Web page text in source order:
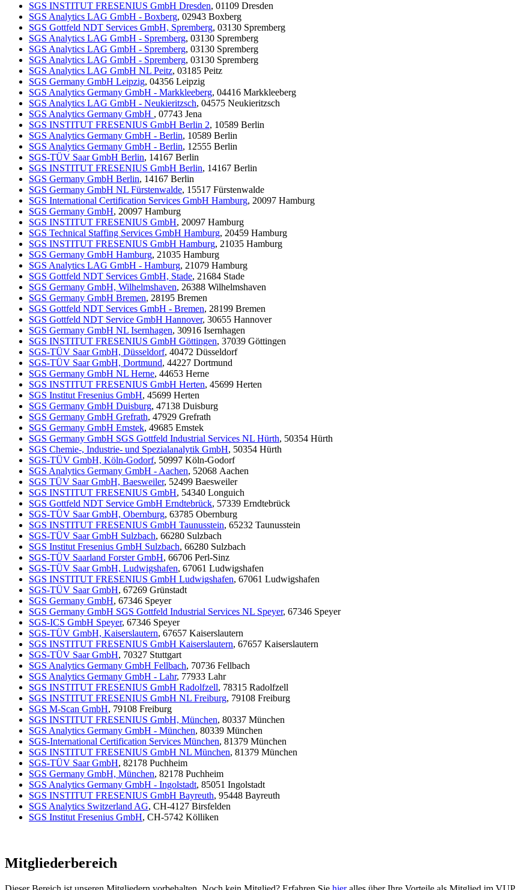
SGS INSTITUT FRESENIUS GmbH Dresden, 01109 Dresden
SGS Analytics LAG GmbH - Boxberg, 02943 Boxberg
SGS Gottfeld NDT Services GmbH, Spremberg, 03130 Spremberg
SGS Analytics LAG GmbH - Spremberg, 03130 Spremberg
SGS Analytics LAG GmbH - Spremberg, 03130 Spremberg
SGS Analytics LAG GmbH - Spremberg, 03130 Spremberg
SGS Analytics LAG GmbH NL Peitz, 03185 Peitz
SGS Germany GmbH Leipzig, 04356 Leipzig
SGS Analytics Germany GmbH - Markkleeberg, 04416 Markkleeberg
SGS Analytics LAG GmbH - Neukieritzsch, 04575 Neukieritzsch
SGS Analytics Germany GmbH , 07743 Jena
SGS INSTITUT FRESENIUS GmbH Berlin 2, 10589 Berlin
SGS Analytics Germany GmbH - Berlin, 10589 Berlin
SGS Analytics Germany GmbH - Berlin, 12555 Berlin
SGS-TÜV Saar GmbH Berlin, 14167 Berlin
SGS INSTITUT FRESENIUS GmbH Berlin, 14167 Berlin
SGS Germany GmbH Berlin, 14167 Berlin
SGS Germany GmbH NL Fürstenwalde, 15517 Fürstenwalde
SGS International Certification Services GmbH Hamburg, 20097 Hamburg
SGS Germany GmbH, 20097 Hamburg
SGS INSTITUT FRESENIUS GmbH, 20097 Hamburg
SGS Technical Staffing Services GmbH Hamburg, 20459 Hamburg
SGS INSTITUT FRESENIUS GmbH Hamburg, 21035 Hamburg
SGS Germany GmbH Hamburg, 21035 Hamburg
SGS Analytics LAG GmbH - Hamburg, 21079 Hamburg
SGS Gottfeld NDT Services GmbH, Stade, 21684 Stade
SGS Germany GmbH, Wilhelmshaven, 26388 Wilhelmshaven
SGS Germany GmbH Bremen, 28195 Bremen
SGS Gottfeld NDT Services GmbH - Bremen, 28199 Bremen
SGS Gottfeld NDT Service GmbH Hannover, 30655 Hannover
SGS Germany GmbH NL Isernhagen, 30916 Isernhagen
SGS INSTITUT FRESENIUS GmbH Göttingen, 37039 Göttingen
SGS-TÜV Saar GmbH, Düsseldorf, 40472 Düsseldorf
SGS-TÜV Saar GmbH, Dortmund, 44227 Dortmund
SGS Germany GmbH NL Herne, 44653 Herne
SGS INSTITUT FRESENIUS GmbH Herten, 45699 Herten
SGS Institut Fresenius GmbH, 45699 Herten
SGS Germany GmbH Duisburg, 47138 Duisburg
SGS Germany GmbH Grefrath, 47929 Grefrath
SGS Germany GmbH Emstek, 49685 Emstek
SGS Germany GmbH SGS Gottfeld Industrial Services NL Hürth, 50354 Hürth
SGS Chemie-, Industrie- und Spezialanalytik GmbH, 50354 Hürth
SGS-TÜV GmbH, Köln-Godorf, 50997 Köln-Godorf
SGS Analytics Germany GmbH - Aachen, 52068 Aachen
SGS TÜV Saar GmbH, Baesweiler, 52499 Baesweiler
SGS INSTITUT FRESENIUS GmbH, 54340 Longuich
SGS Gottfeld NDT Service GmbH Erndtebrück, 57339 Erndtebrück
SGS-TÜV Saar GmbH, Obernburg, 63785 Obernburg
SGS INSTITUT FRESENIUS GmbH Taunusstein, 65232 Taunusstein
SGS-TÜV Saar GmbH Sulzbach, 66280 Sulzbach
SGS Institut Fresenius GmbH Sulzbach, 66280 Sulzbach
SGS-TÜV Saarland Forster GmbH, 66706 Perl-Sinz
SGS-TÜV Saar GmbH, Ludwigshafen, 67061 Ludwigshafen
SGS INSTITUT FRESENIUS GmbH Ludwigshafen, 67061 Ludwigshafen
SGS-TÜV Saar GmbH, 67269 Grünstadt
SGS Germany GmbH, 67346 Speyer
SGS Germany GmbH SGS Gottfeld Industrial Services NL Speyer, 67346 Speyer
SGS-ICS GmbH Speyer, 67346 Speyer
SGS-TÜV GmbH, Kaiserslautern, 67657 Kaiserslautern
SGS INSTITUT FRESENIUS GmbH Kaiserslautern, 67657 Kaiserslautern
SGS-TÜV Saar GmbH, 70327 Stuttgart
SGS Analytics Germany GmbH Fellbach, 70736 Fellbach
SGS Analytics Germany GmbH - Lahr, 77933 Lahr
SGS INSTITUT FRESENIUS GmbH Radolfzell, 78315 Radolfzell
SGS INSTITUT FRESENIUS GmbH NL Freiburg, 79108 Freiburg
SGS M-Scan GmbH, 79108 Freiburg
SGS INSTITUT FRESENIUS GmbH, München, 80337 München
SGS Analytics Germany GmbH - München, 80339 München
SGS-International Certification Services München, 81379 München
SGS INSTITUT FRESENIUS GmbH NL München, 81379 München
SGS-TÜV Saar GmbH, 82178 Puchheim
SGS Germany GmbH, München, 82178 Puchheim
SGS Analytics Germany GmbH - Ingolstadt, 85051 Ingolstadt
SGS INSTITUT FRESENIUS GmbH Bayreuth, 95448 Bayreuth
SGS Analytics Switzerland AG, CH-4127 Birsfelden
SGS Institut Fresenius GmbH, CH-5742 Kölliken
Mitgliederbereich